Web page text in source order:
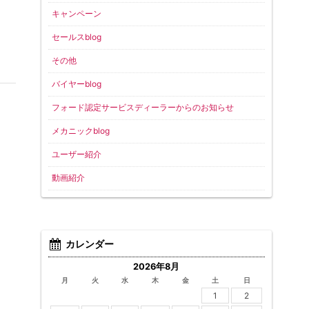
キャンペーン
セールスblog
その他
バイヤーblog
フォード認定サービスディーラーからのお知らせ
メカニックblog
ユーザー紹介
動画紹介
カレンダー
2026年8月
月 火 水 木 金 土 日
1
2